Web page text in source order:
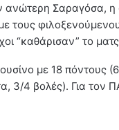
ανώτερη Σαραγόσα,
τους
“καθάρισαν” το
με 18 πόντους
3/4 βολές). Για τον